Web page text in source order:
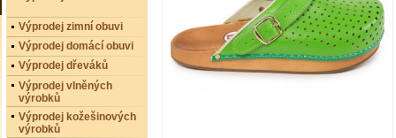
Výprodej zimní obuvi
Výprodej domácí obuvi
Výprodej dřeváků
Výprodej vlněných
výrobků
Výprodej kožešinových
výrobků